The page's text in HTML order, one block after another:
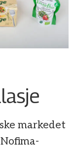
markedet